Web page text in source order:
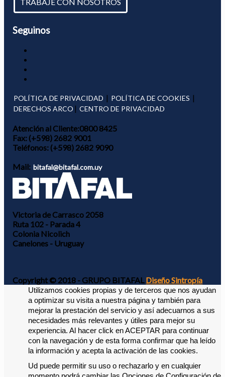
Seguinos
POLÍTICA DE PRIVACIDAD | POLÍTICA DE COOKIES |
DERECHOS ARCO | CENTRO DE PRIVACIDAD
Atención al Cliente:0800 8425
Fax:(+598) 2682 9001
Teléfonos:(+598) 2682 9090
Mail: bitafal@bitafal.com.uy
Victoria de Carrasco 2058
Ruta 102 - Parada 4
Colonia Nicolich
Canelones - Uruguay
Copyright © 2018 - GRUPO BITAFAL Diseño Sintropía
Utilizamos cookies propias y de terceros que nos ayudan
a optimizar su visita a nuestra página y también para
mejorar la prestación del servicio y así adecuarnos a sus
necesidades más relevantes y útiles para mejor su
experiencia. Al hacer click en ACEPTAR para continuar
con la navegación y de esta forma confirmar que ha leído
la información y acepta la activación de las cookies.
Ud puede permitir su uso o rechazarlo y en cualquier